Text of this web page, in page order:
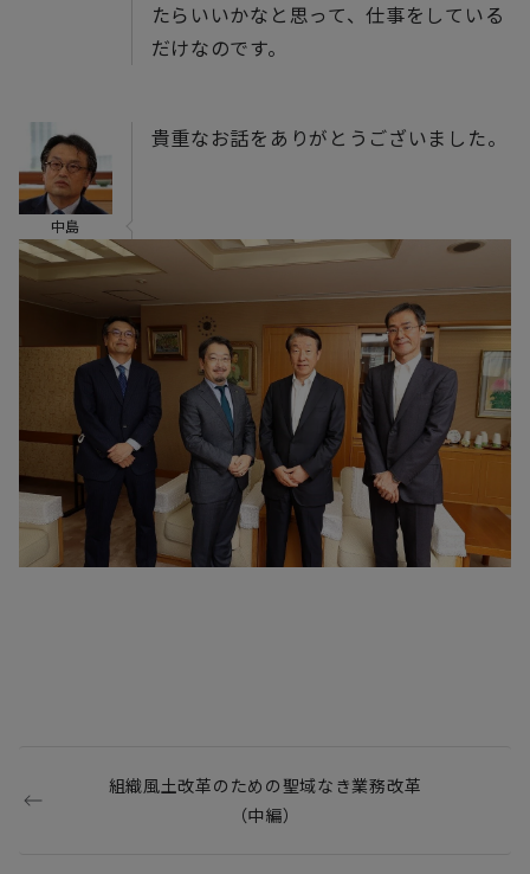
たらいいかなと思って、仕事をしている
だけなのです。
中島
貴重なお話をありがとうございました。
組織風土改革のための聖域なき業務改革
（中編）